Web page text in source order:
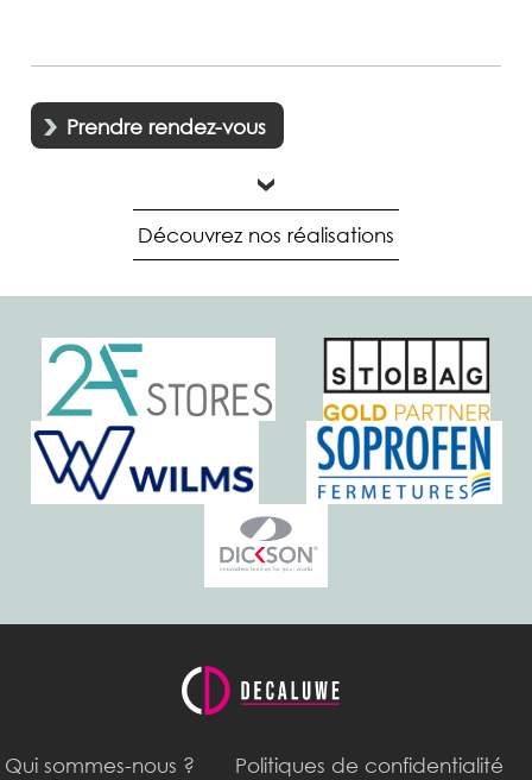
Prendre rendez-vous
Découvrez nos réalisations
Qui sommes-nous ? Politiques de confidentialité